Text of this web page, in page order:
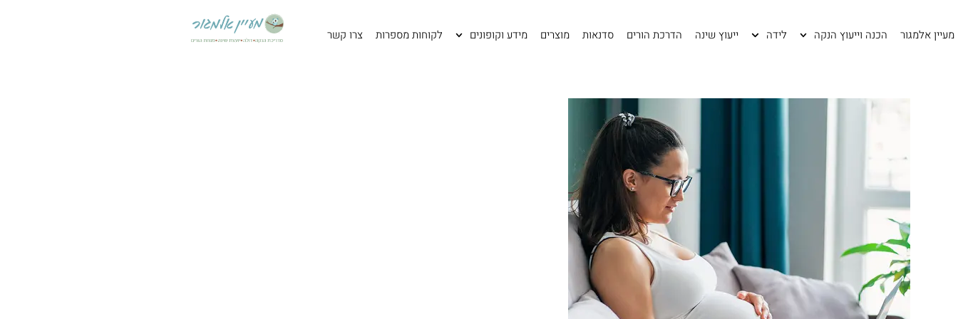
מעיין אלמגור הכנה וייעוץ הנקה לידה ייעוץ שינה הדרכת הורים סדנאות מוצרים מידע וקופונים לקוחות מספרות צרו קשר